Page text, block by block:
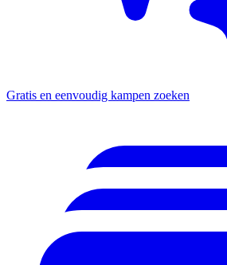
Gratis en eenvoudig kampen zoeken